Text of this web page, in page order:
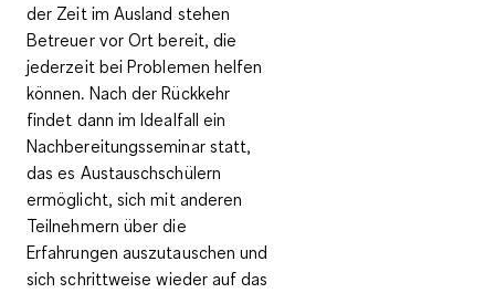
der Zeit im Ausland stehen
Betreuer vor Ort bereit, die
jederzeit bei Problemen helfen
können. Nach der Rückkehr
findet dann im Idealfall ein
Nachbereitungsseminar statt,
das es Austauschschülern
ermöglicht, sich mit anderen
Teilnehmern über die
Erfahrungen auszutauschen und
sich schrittweise wieder auf das